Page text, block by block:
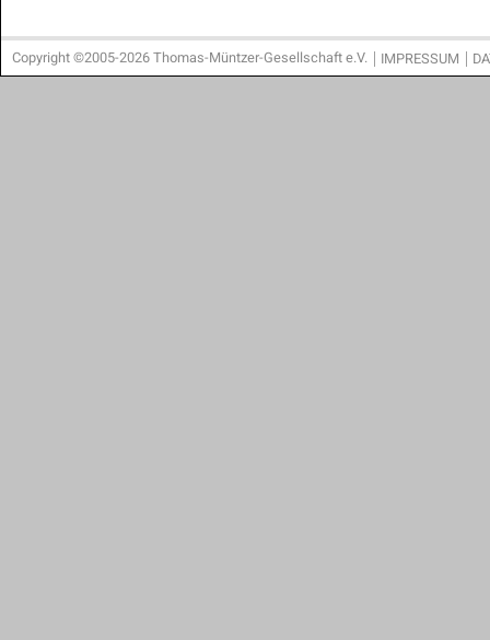
Copyright ©2005-2026 Thomas-Müntzer-Gesellschaft e.V. IMPRESSUM